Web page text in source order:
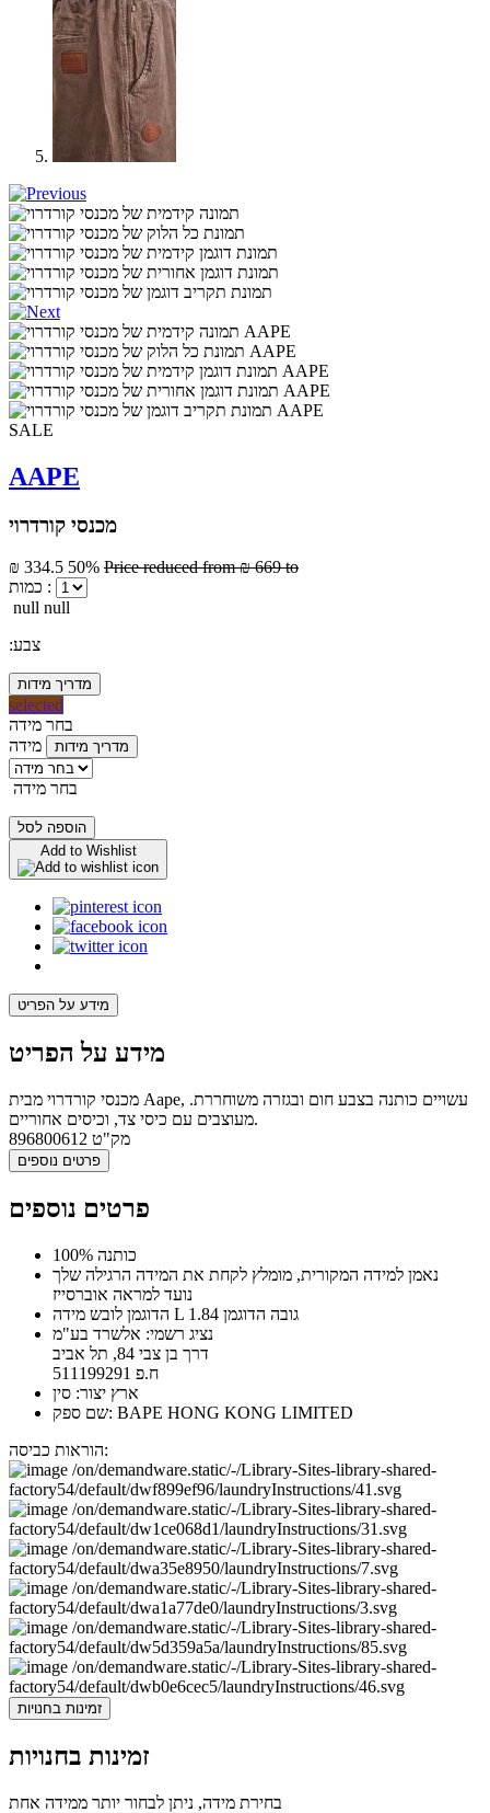
SALE
AAPE
מכנסי קורדרוי
₪ 334.5 50% Price reduced from₪ 669 to
כמות :
null null
:צבע
מדריך מידות
selected
בחר מידה
מידה
מדריך מידות
בחר מידה
הוספה לסל
Add to Wishlist
מידע על הפריט
מידע על הפריט
מכנסי קורדרוי מבית Aape, עשויים כותנה בצבע חום ובגזרה משוחררת.
מעוצבים עם כיסי צד, וכיסים אחוריים.
מק"ט 896800612
פרטים נוספים
פרטים נוספים
100% כותנה
נאמן למידה המקורית, מומלץ לקחת את המידה הרגילה שלך
נועד למראה אוברסייז
הדוגמן לובש מידה L גובה הדוגמן 1.84
נציג רשמי: אלשרד בע"מ
דרך בן צבי 84, תל אביב
ח.פ 511199291
ארץ יצור: סין
שם ספק: BAPE HONG KONG LIMITED
הוראות כביסה:
זמינות בחנויות
זמינות בחנויות
בחירת מידה, ניתן לבחור יותר ממידה אחת